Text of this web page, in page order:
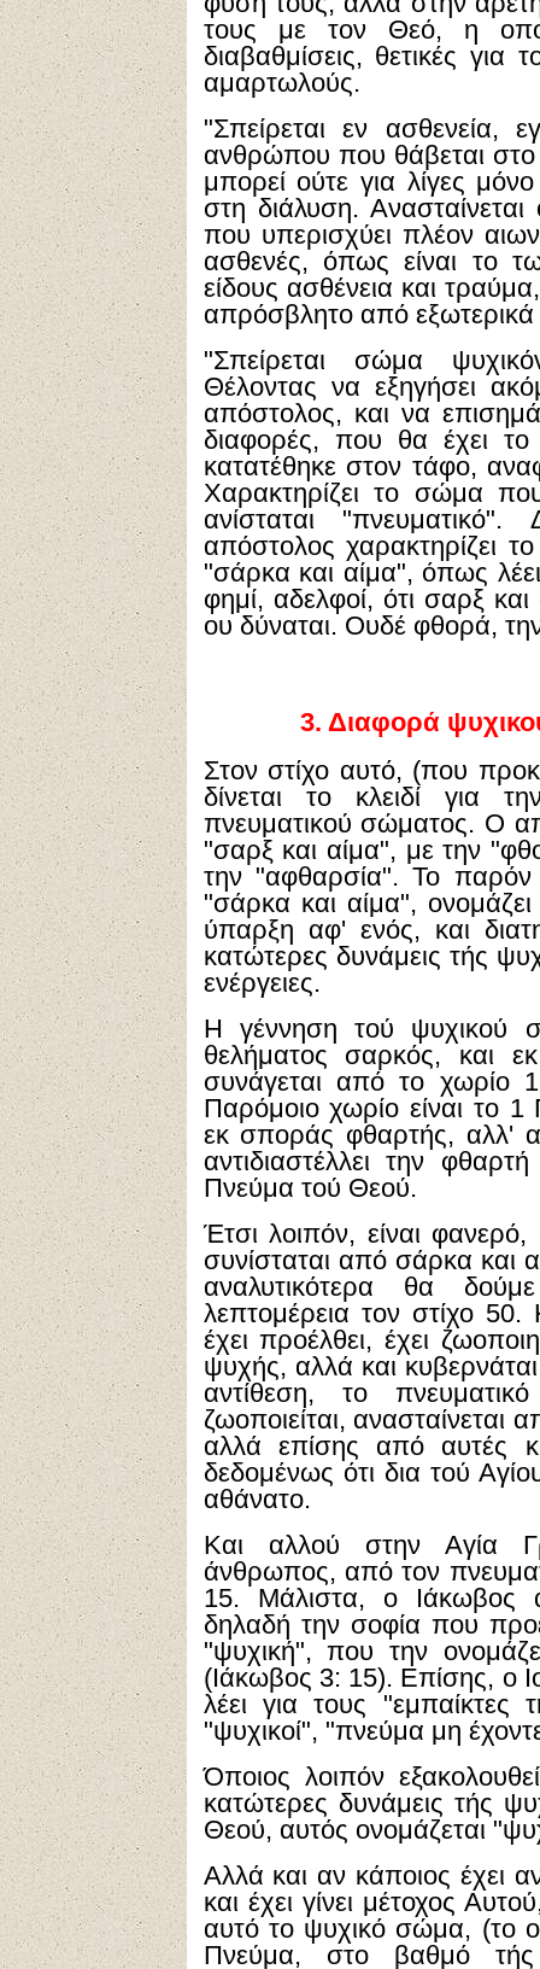
τους με τον Θεό, η
διαβαθμίσεις, θετικές για
αμαρτωλούς.
"Σπείρεται εν ασθενεία,
ανθρώπου που θάβεται
μπορεί ούτε για λίγες
στη διάλυση.
που υπερισχύει πλέον
ασθενές, όπως είναι το
είδους ασθένεια και
απρόσβλητο από εξωτερικά
"Σπείρεται σώμα
Θέλοντας να εξηγήσει
απόστολος, και να
διαφορές, που θα έχει
κατατέθηκε στον τάφο,
Χαρακτηρίζει το σώμα
ανίσταται
απόστολος χαρακτηρίζει
"σάρκα και αίμα", όπως
φημί, αδελφοί, ότι σαρξ
ου δύναται. Ουδέ φθορά,
3. Διαφορά
Στον στίχο αυτό, (που
δίνεται το κλειδί για
πνευματικού σώματος. Ο
"σαρξ και αίμα", με την
την "αφθαρσία". Το
"σάρκα και αίμα",
ύπαρξη αφ' ενός, και
κατώτερες δυνάμεις τής
ενέργειες.
Η γέννηση τού ψυχικού
θελήματος σαρκός, και
συνάγεται από το χωρίο
Παρόμοιο χωρίο είναι το
εκ σποράς φθαρτής, αλλ'
αντιδιαστέλλει την
Πνεύμα τού Θεού.
Έτσι λοιπόν, είναι
συνίσταται από σάρκα και
αναλυτικότερα θα
λεπτομέρεια τον στίχο
έχει προέλθει, έχει
ψυχής, αλλά και
αντίθεση, το
ζωοποιείται, ανασταίνεται
αλλά επίσης από αυτές
δεδομένως ότι δια τού
αθάνατο.
Και αλλού στην Αγία
άνθρωπος, από τον
15. Μάλιστα, ο Ιάκωβος
δηλαδή την σοφία που
"ψυχική", που την
(Ιάκωβος 3: 15). Επίσης, ο
λέει για τους "εμπαίκτες
"ψυχικοί", "πνεύμα μη
Όποιος λοιπόν
κατώτερες δυνάμεις τής
Θεού, αυτός ονομάζεται
Αλλά και αν κάποιος έχει
και έχει γίνει μέτοχος
αυτό το ψυχικό σώμα, (το
Πνεύμα, στο βαθμό τής